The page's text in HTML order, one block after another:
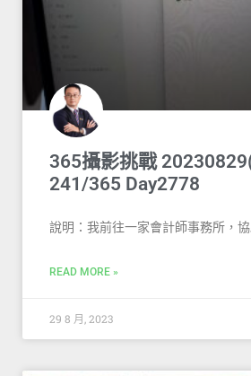
365攝影挑戰
241/365 Day2778
說明：我前往一家會計師事務所，
READ MORE »
29 8 月, 2023